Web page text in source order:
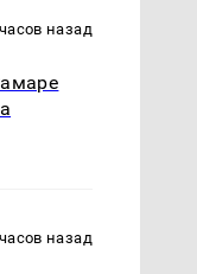
назад
назад